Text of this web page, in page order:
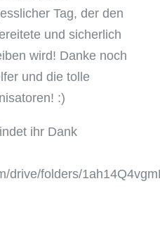
Tag, der den
und sicherlich
wird! Danke noch
und die tolle
:)
ihr Dank
drive/folders/